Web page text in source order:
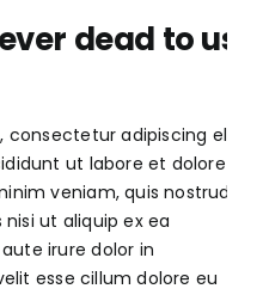
dead to us
adipiscing elit,
ut labore et dolore
veniam, quis nostrud
ut aliquip ex ea
irure dolor in
esse cillum dolore eu